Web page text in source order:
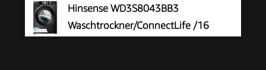
RefreshWeißHinsense WD3S8043BB3
Waschtrockner/ConnectLife /16